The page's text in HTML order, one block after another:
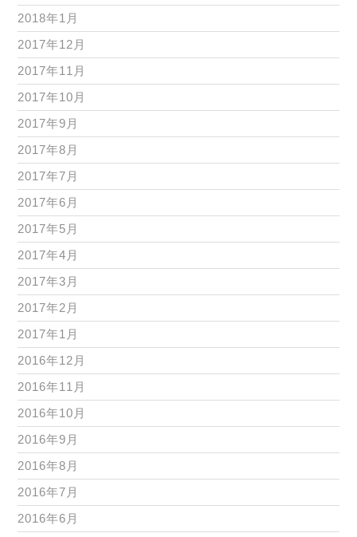
2018年1月
2017年12月
2017年11月
2017年10月
2017年9月
2017年8月
2017年7月
2017年6月
2017年5月
2017年4月
2017年3月
2017年2月
2017年1月
2016年12月
2016年11月
2016年10月
2016年9月
2016年8月
2016年7月
2016年6月